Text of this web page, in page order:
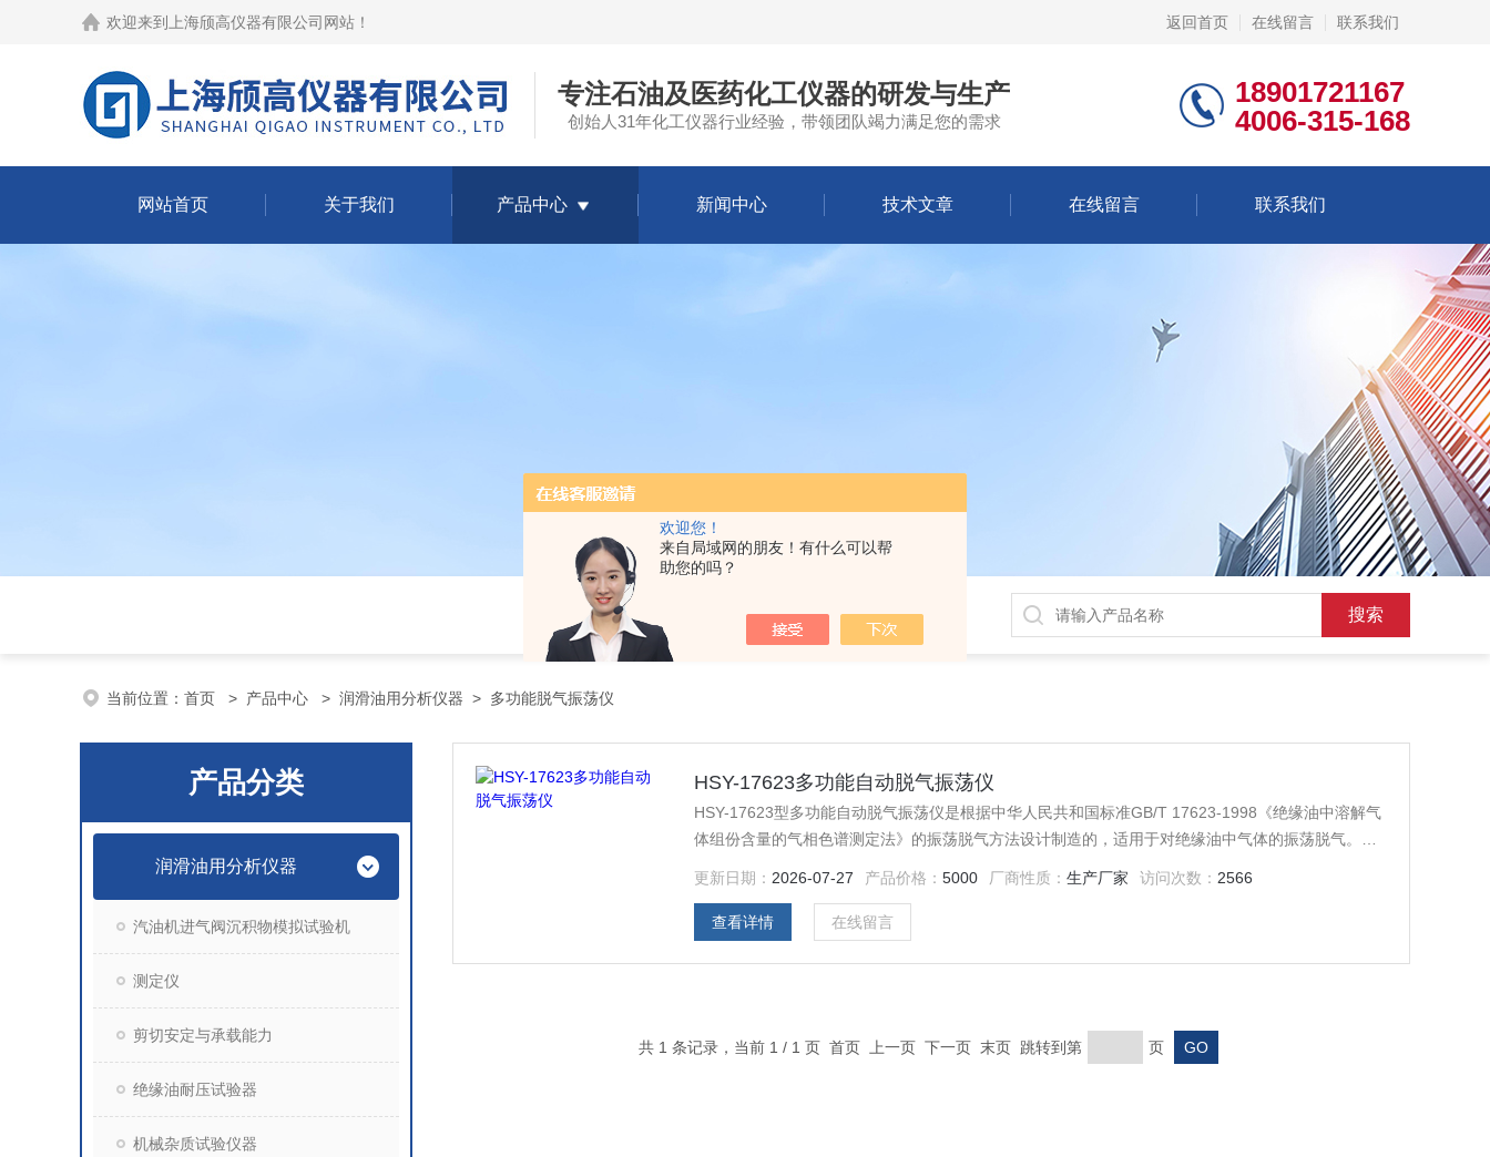
欢迎您！
来自局域网的朋友！有什么可以帮
助您的吗？
欢迎来到 上海颀高仪器有限公司网站 ！ 返回首页 在线留言 联系我们
专注石油及医药化工仪器的研发与生产
创始人31年化工仪器行业经验，带领团队竭力满足您的需求
18901721167
4006-315-168
网站首页 关于我们 产品中心 新闻中心 技术文章 在线留言 联系我们
当前位置： 首页 > 产品中心 > 润滑油用分析仪器 > 多功能脱气振荡仪
产品分类
润滑油用分析仪器
汽油机进气阀沉积物模拟试验机
测定仪
剪切安定与承载能力
绝缘油耐压试验器
机械杂质试验仪器
HSY-17623多功能自动脱气振荡仪
HSY-17623型多功能自动脱气振荡仪是根据中华人民共和国标准GB/T 17623-1998《绝缘油中溶解气
体组份含量的气相色谱测定法》的振荡脱气方法设计制造的，适用于对绝缘油中气体的振荡脱气。本
更新日期： 2026-07-27 产品价格：5000 厂商性质：生产厂家 访问次数： 2566
查看详情 在线留言
共 1 条记录，当前 1 / 1 页 首页 上一页 下一页 末页 跳转到第 页